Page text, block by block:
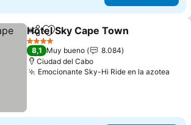
CompartirAgregar a favoritos
Hotel Sky Cape Town
4 Estrellas
8,1 Muy bueno
8.084
Ciudad del Cabo
Emocionante Sky-Hi Ride en la azotea